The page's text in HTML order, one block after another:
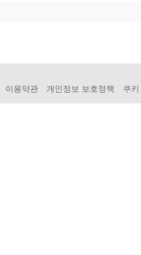
이용약관 개인정보 보호정책 쿠키